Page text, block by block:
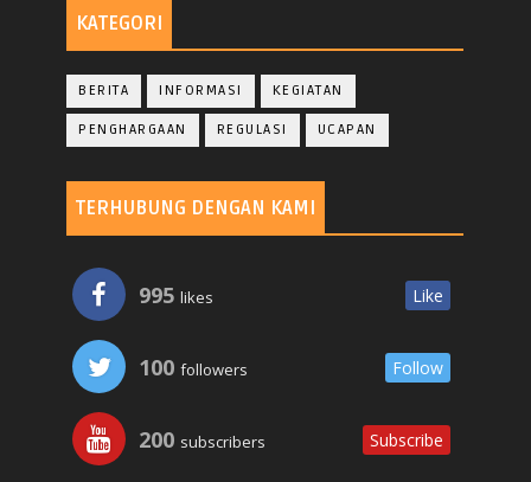
KATEGORI
BERITA INFORMASI KEGIATAN
PENGHARGAAN REGULASI UCAPAN
TERHUBUNG DENGAN KAMI
995 likes Like
100 followers Follow
200 subscribers Subscribe